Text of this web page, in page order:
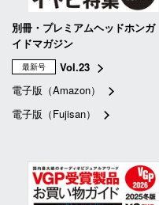
別冊・プレミアムヘッドホンガ
イドマガジン
最新号
Vol.23
電子版（Amazon）
電子版（Fujisan）